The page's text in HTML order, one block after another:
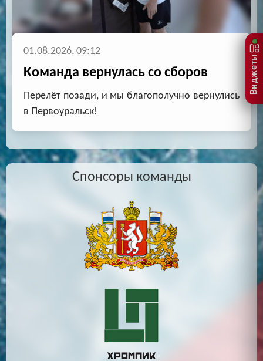
01.08.2026, 09:12
Команда вернулась со сборов
Перелёт позади, и мы благополучно вернулись
в Первоуральск!
Спонсоры команды
Виджеты